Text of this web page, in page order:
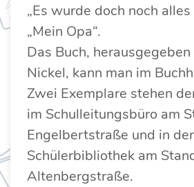
„Es wurde doch noch alles
„Mein Opa“.
Das Buch,
Nickel, kann man im
Zwei Exemplare stehen
im Schulleitungsbüro am
Engelbertstraße und in der
Schülerbibliothek am
Altenbergstraße.